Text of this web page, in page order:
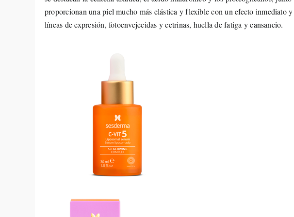
proporcionan una piel mucho más elástica y flexible con un efecto inmediato
líneas de expresión, fotoenvejecidas y cetrinas, huella de fatiga y cansancio.